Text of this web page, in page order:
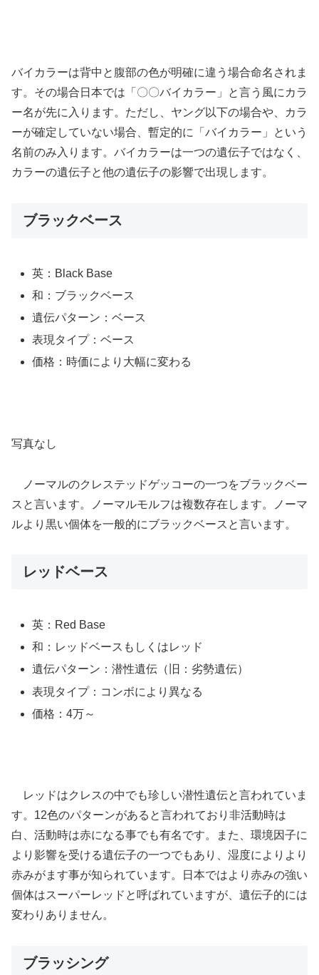
バイカラーは背中と腹部の色が明確に違う場合命名されま
す。その場合日本では「〇〇バイカラー」と言う風にカラ
ー名が先に入ります。ただし、ヤング以下の場合や、カラ
ーが確定していない場合、暫定的に「バイカラー」という
名前のみ入ります。バイカラーは一つの遺伝子ではなく、
カラーの遺伝子と他の遺伝子の影響で出現します。
ブラックベース
英：Black Base
和：ブラックベース
遺伝パターン：ベース
表現タイプ：ベース
価格：時価により大幅に変わる
写真なし
ノーマルのクレステッドゲッコーの一つをブラックベー
スと言います。ノーマルモルフは複数存在します。ノーマ
ルより黒い個体を一般的にブラックベースと言います。
レッドベース
英：Red Base
和：レッドベースもしくはレッド
遺伝パターン：潜性遺伝（旧：劣勢遺伝）
表現タイプ：コンボにより異なる
価格：4万～
レッドはクレスの中でも珍しい潜性遺伝と言われていま
す。12色のパターンがあると言われており非活動時は
白、活動時は赤になる事でも有名です。また、環境因子に
より影響を受ける遺伝子の一つでもあり、湿度によりより
赤みがます事が知られています。日本ではより赤みの強い
個体はスーパーレッドと呼ばれていますが、遺伝子的には
変わりありません。
ブラッシング